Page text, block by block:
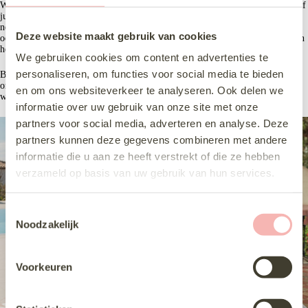
Deze website maakt gebruik van cookies
We gebruiken cookies om content en advertenties te
personaliseren, om functies voor social media te bieden
en om ons websiteverkeer te analyseren. Ook delen we
informatie over uw gebruik van onze site met onze
partners voor social media, adverteren en analyse. Deze
partners kunnen deze gegevens combineren met andere
informatie die u aan ze heeft verstrekt of die ze hebben
verzameld op basis van uw gebruik van hun services.
T
Noodzakelijk
Voorkeuren
Welke stijl je ook aanspreekt, romantisch, modern, kort, met lange mouwen of
juist heel simpel, bij ons draait alles om jouw gevoel tijdens het passen. We
nemen de tijd, denken mee en laten je gerust verschillende stijlen proberen,
ook als je zelf al een duidelijk beeld had. Vaak blijkt tijdens het passen dat een
heel andere jurk toch die klik geeft.
Ben je klaar om zelf te ontdekken welke trouwjurk jou laat stralen? Bekijk
onze
bruidsjurken collectie
en maak eenvoudig een pasafspraak bij ons in de
winkel.